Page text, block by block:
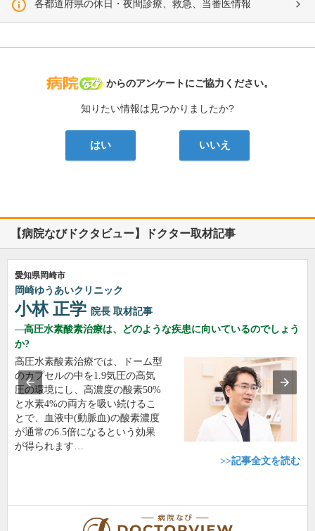
各都道府県の休日・夜間診療、救急、当番医情報
病院なび
からのアンケートにご協力ください。
知りたい情報は見つかりましたか?
はい いいえ
【病院なびドクタビュー】ドクター取材記事
愛知県岡崎市
岡崎ゆうあいクリニック
小林 正学 院長 取材記事
高圧水素酸素治療は、どのような疾患に向いているのでしょう
か?
高圧水素酸素治療では、ドーム型
のカプセルの中を1.9気圧の高気
圧の環境にし、高濃度の酸素50%
と水素4%の両方を吸い続けるこ
とで、血液中(動脈血)の酸素濃度
が通常の6.5倍になるという効果
が得られます…
>>記事全文を読む